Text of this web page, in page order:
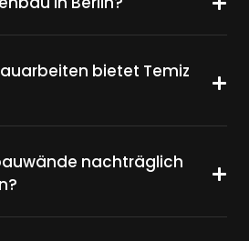
bietet Temiz
nachträglich